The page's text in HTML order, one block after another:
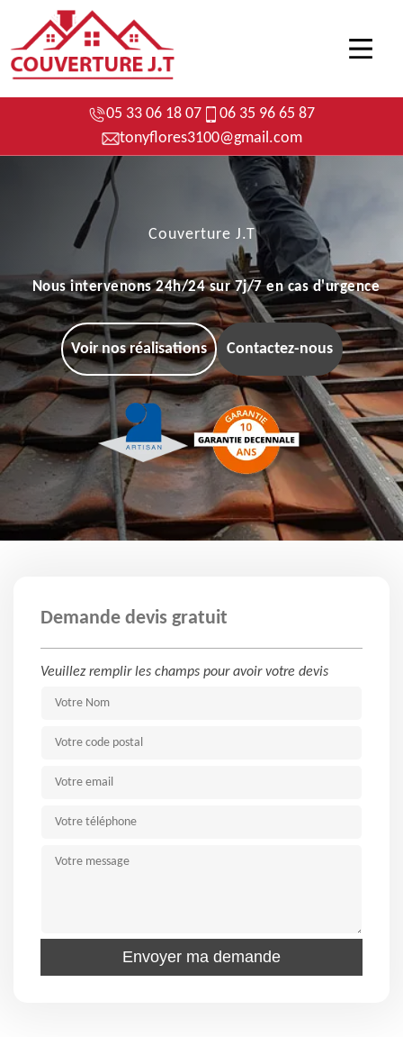
05 33 06 18 07
06 35 96 65 87
tonyflores3100@gmail.com
Couverture J.T
Nous intervenons 24h/24 sur 7j/7 en cas d'urgence
Voir nos réalisations Contactez-nous
Demande devis gratuit
Veuillez remplir les champs pour avoir votre devis